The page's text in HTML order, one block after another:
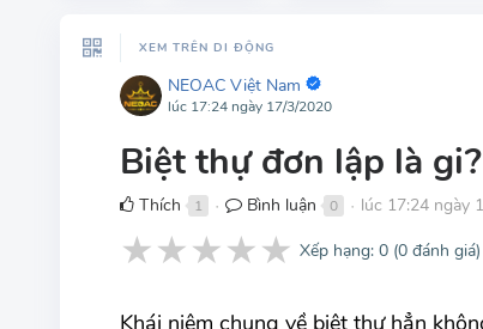
XEM TRÊN DI ĐỘNG
NEOAC Việt Nam
lúc 17:24 ngày 17/3/2020
Biệt thự đơn lập là gi?
Thích 1 ● Bình luận 0 ● lúc 17:24 ngày
★★★★★ Xếp hạng: 0 (0đánh giá)
Khái niệm chung về biệt thự hẳn